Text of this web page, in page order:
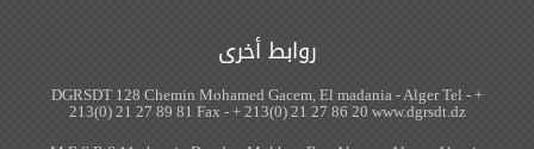
روابط أخرى
DGRSDT 128 Chemin Mohamed Gacem, El madania - Alger Tel - +
213(0) 21 27 89 81 Fax - + 213(0) 21 27 86 20 www.dgrsdt.dz